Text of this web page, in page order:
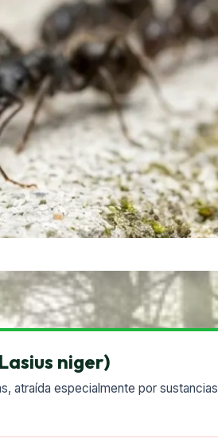
niger)
atraída especialmente por sustancias